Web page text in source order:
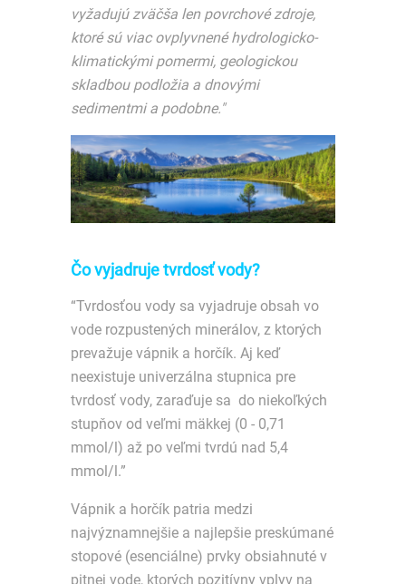
vyžadujú zväčša len povrchové zdroje,
ktoré sú viac ovplyvnené hydrologicko-
klimatickými pomermi, geologickou
skladbou podložia a dnovými
sedimentmi a podobne."
Čo vyjadruje tvrdosť vody?
“Tvrdosťou vody sa vyjadruje obsah vo
vode rozpustených minerálov, z ktorých
prevažuje vápnik a horčík. Aj keď
neexistuje univerzálna stupnica pre
tvrdosť vody, zaraďuje sa do niekoľkých
stupňov od veľmi mäkkej (0 - 0,71
mmol/l) až po veľmi tvrdú nad 5,4
mmol/l.”
Vápnik a horčík patria medzi
najvýznamnejšie a najlepšie preskúmané
stopové (esenciálne) prvky obsiahnuté v
pitnej vode, ktorých pozitívny vplyv na